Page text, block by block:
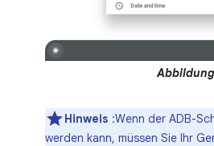
Hinweis :Wenn der ADB-
werden kann, müssen Sie Ihr